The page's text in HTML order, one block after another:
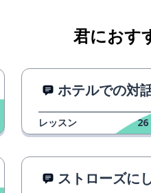
君におす
ホテルでの対
レッスン 26
ストローズに